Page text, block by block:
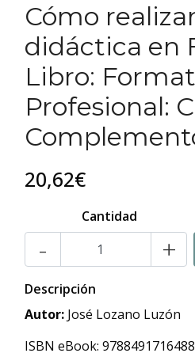
Cómo
didáctica en
Libro:
Profesional:
20,62€
Cantidad
- +
Descripción
Autor: José Lozano Luzón
ISBN eBook: 9788491716488